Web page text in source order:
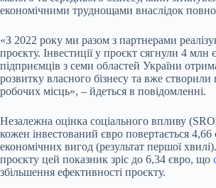
економічними труднощами внаслідок
«З 2022 року ми разом з партнерами
проєкту. Інвестиції у проєкт сягнули 4 млн
підприємців з семи областей України
розвитку власного бізнесу та вже
робочих місць», – йдеться в повідомленні.
Незалежна оцінка соціального впливу
кожен інвестований євро повертається 4,66
економічних вигод (результат першої
проєкту цей показник зріс до 6,34 євро, що
збільшення ефективності проєкту.